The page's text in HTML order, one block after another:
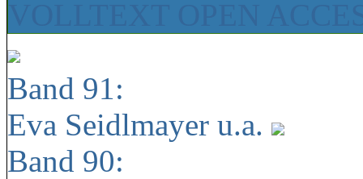
Band 91:
Eva Seidlmayer u.a.
Band 90: